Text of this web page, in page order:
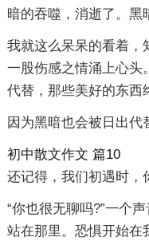
暗的吞噬，消逝了。黑
我就这么呆呆的看着，
一股伤感之情涌上心头
代替，那些美好的东西
因为黑暗也会被日出代
初中散文作文 篇10
还记得，我们初遇时，
“你也很无聊吗?”一个
站在那里。恐惧开始在